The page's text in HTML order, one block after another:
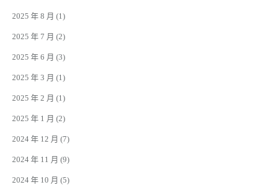
2025 年 8 月 (1)
2025 年 7 月 (2)
2025 年 6 月 (3)
2025 年 3 月 (1)
2025 年 2 月 (1)
2025 年 1 月 (2)
2024 年 12 月 (7)
2024 年 11 月 (9)
2024 年 10 月 (5)